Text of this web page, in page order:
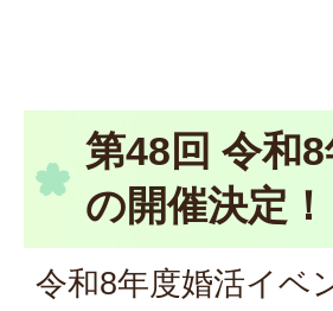
第48回 令和
の開催決定！
令和8年度婚活イベ